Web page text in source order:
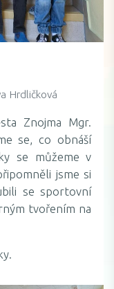
Hrdličková
Znojma Mgr.
se, co obnáší
se můžeme v
jsme si
se sportovní
tvořením na